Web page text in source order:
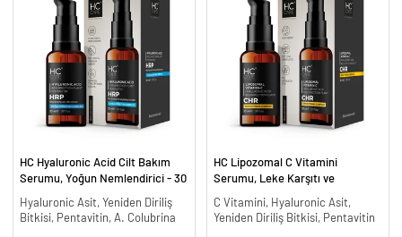
HC Hyaluronic Acid Cilt Bakım
Serumu, Yoğun Nemlendirici - 30
Hyaluronic Asit, Yeniden Diriliş
Bitkisi, Pentavitin, A. Colubrina
HC Lipozomal C Vitamini
Serumu, Leke Karşıtı ve
C Vitamini, Hyaluronic Asit,
Yeniden Diriliş Bitkisi, Pentavitin